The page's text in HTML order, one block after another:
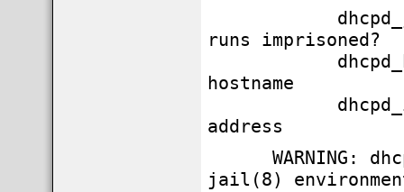
runs imprisoned?
hostname
address
WARNING:
jail(8)